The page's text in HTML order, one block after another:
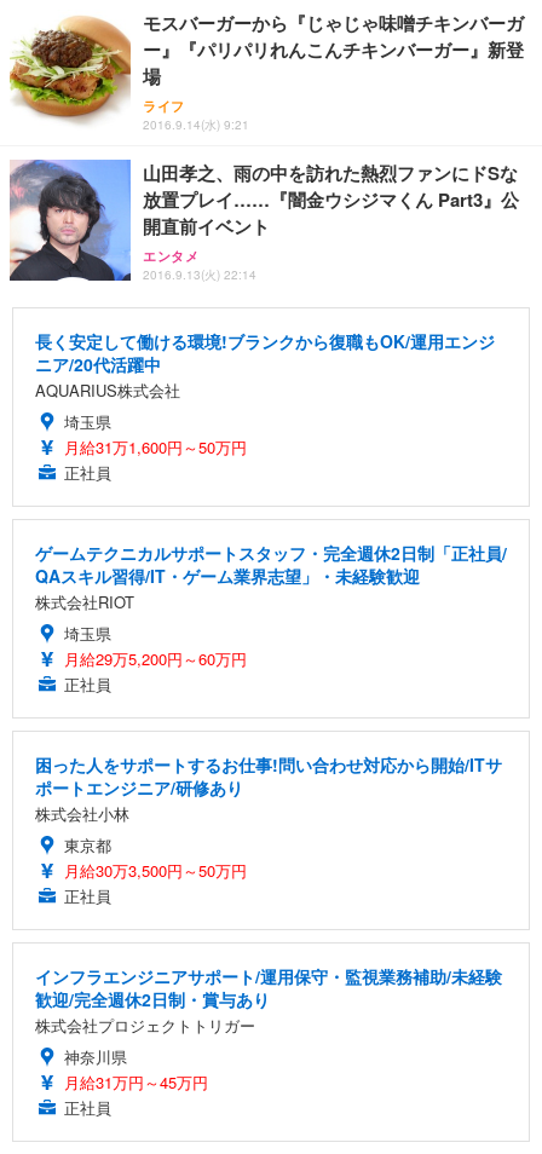
モスバーガーから『じゃじゃ味噌チキンバーガ
ー』『パリパリれんこんチキンバーガー』新登
場
ライフ
2016.9.14(水) 9:21
山田孝之、雨の中を訪れた熱烈ファンにドSな
放置プレイ……『闇金ウシジマくん Part3』公
開直前イベント
エンタメ
2016.9.13(火) 22:14
長く安定して働ける環境!ブランクから復職もOK/運用エンジ
ニア/20代活躍中
AQUARIUS株式会社
埼玉県
月給31万1,600円～50万円
正社員
ゲームテクニカルサポートスタッフ・完全週休2日制「正社員/
QAスキル習得/IT・ゲーム業界志望」・未経験歓迎
株式会社RIOT
埼玉県
月給29万5,200円～60万円
正社員
困った人をサポートするお仕事!問い合わせ対応から開始/ITサ
ポートエンジニア/研修あり
株式会社小林
東京都
月給30万3,500円～50万円
正社員
インフラエンジニアサポート/運用保守・監視業務補助/未経験
歓迎/完全週休2日制・賞与あり
株式会社プロジェクトトリガー
神奈川県
月給31万円～45万円
正社員